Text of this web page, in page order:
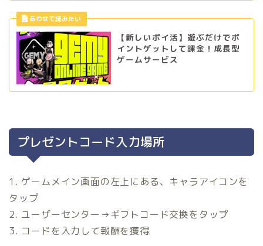
【新しいポイ活】遊ぶだけでポ
イントゲットして課金！成長型
ゲームサービス
プレゼントコード入力場所
1. ゲームメイン画面の左上にある、キャラアイコンを
タップ
2. ユーザーセンター→ギフトコード交換をタップ
3. コードを入力して報酬を獲得